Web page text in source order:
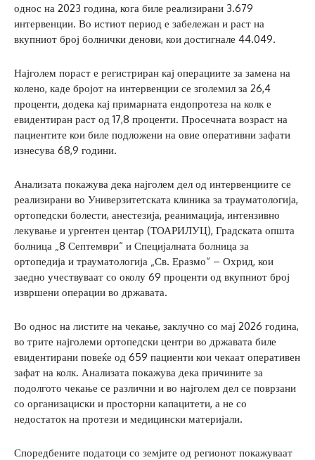
однос на 2023 година, кога биле реализирани 3.679
интервенции. Во истиот период е забележан и раст на
вкупниот број болнички денови, кои достигнале 44.049.
Најголем пораст е регистриран кај операциите за замена на
колено, каде бројот на интервенции се зголемил за 26,4
проценти, додека кај примарната ендопротеза на колк е
евидентиран раст од 17,8 проценти. Просечната возраст на
пациентите кои биле подложени на овие оперативни зафати
изнесува 68,9 години.
Анализата покажува дека најголем дел од интервенциите се
реализирани во Универзитетската клиника за трауматологија,
ортопедски болести, анестезија, реанимација, интензивно
лекување и ургентен центар (ТОАРИЛУЦ), Градската општа
болница „8 Септември“ и Специјалната болница за
ортопедија и трауматологија „Св. Еразмо“ – Охрид, кои
заедно учествуваат со околу 69 проценти од вкупниот број
извршени операции во државата.
Во однос на листите на чекање, заклучно со мај 2026 година,
во трите најголеми ортопедски центри во државата биле
евидентирани повеќе од 659 пациенти кои чекаат оперативен
зафат на колк. Анализата покажува дека причините за
подолгото чекање се различни и во најголем дел се поврзани
со организациски и просторни капацитети, а не со
недостаток на протези и медицински материјали.
Споредбените податоци со земјите од регионот покажуваат